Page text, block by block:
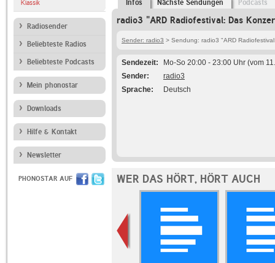
Klassik
Radiosender
Beliebteste Radios
Beliebteste Podcasts
Mein phonostar
Downloads
Hilfe & Kontakt
Newsletter
PHONOSTAR AUF
Infos Nächste Sendungen Podcasts
radio3 "ARD Radiofestival: Das
Sender: radio3 > Sendung: radio3 "ARD
Sendezeit
Mo-So 20:00 - 23:00 Uhr (vom
Sender
radio3
Sprache
Deutsch
WER DAS HÖRT, HÖRT AUCH